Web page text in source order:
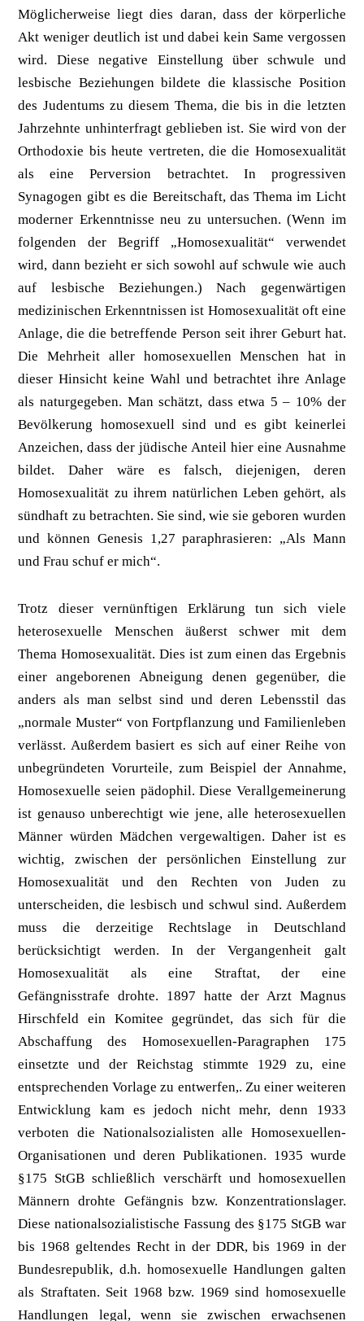
Möglicherweise liegt dies daran, dass der körperliche
Akt weniger deutlich ist und dabei kein Same vergossen
wird. Diese negative Einstellung über schwule und
lesbische Beziehungen bildete die klassische Position
des Judentums zu diesem Thema, die bis in die letzten
Jahrzehnte unhinterfragt geblieben ist. Sie wird von der
Orthodoxie bis heute vertreten, die die Homosexualität
als eine Perversion betrachtet. In progressiven
Synagogen gibt es die Bereitschaft, das Thema im Licht
moderner Erkenntnisse neu zu untersuchen. (Wenn im
folgenden der Begriff „Homosexualität“ verwendet
wird, dann bezieht er sich sowohl auf schwule wie auch
auf lesbische Beziehungen.) Nach gegenwärtigen
medizinischen Erkenntnissen ist Homosexualität oft eine
Anlage, die die betreffende Person seit ihrer Geburt hat.
Die Mehrheit aller homosexuellen Menschen hat in
dieser Hinsicht keine Wahl und betrachtet ihre Anlage
als naturgegeben. Man schätzt, dass etwa 5 – 10% der
Bevölkerung homosexuell sind und es gibt keinerlei
Anzeichen, dass der jüdische Anteil hier eine Ausnahme
bildet. Daher wäre es falsch, diejenigen, deren
Homosexualität zu ihrem natürlichen Leben gehört, als
sündhaft zu betrachten. Sie sind, wie sie geboren wurden
und können Genesis 1,27 paraphrasieren: „Als Mann
und Frau schuf er mich“.
Trotz dieser vernünftigen Erklärung tun sich viele
heterosexuelle Menschen äußerst schwer mit dem
Thema Homosexualität. Dies ist zum einen das Ergebnis
einer angeborenen Abneigung denen gegenüber, die
anders als man selbst sind und deren Lebensstil das
„normale Muster“ von Fortpflanzung und Familienleben
verlässt. Außerdem basiert es sich auf einer Reihe von
unbegründeten Vorurteile, zum Beispiel der Annahme,
Homosexuelle seien pädophil. Diese Verallgemeinerung
ist genauso unberechtigt wie jene, alle heterosexuellen
Männer würden Mädchen vergewaltigen. Daher ist es
wichtig, zwischen der persönlichen Einstellung zur
Homosexualität und den Rechten von Juden zu
unterscheiden, die lesbisch und schwul sind. Außerdem
muss die derzeitige Rechtslage in Deutschland
berücksichtigt werden. In der Vergangenheit galt
Homosexualität als eine Straftat, der eine
Gefängnisstrafe drohte. 1897 hatte der Arzt Magnus
Hirschfeld ein Komitee gegründet, das sich für die
Abschaffung des Homosexuellen-Paragraphen 175
einsetzte und der Reichstag stimmte 1929 zu, eine
entsprechenden Vorlage zu entwerfen,. Zu einer weiteren
Entwicklung kam es jedoch nicht mehr, denn 1933
verboten die Nationalsozialisten alle Homosexuellen-
Organisationen und deren Publikationen. 1935 wurde
§175 StGB schließlich verschärft und homosexuellen
Männern drohte Gefängnis bzw. Konzentrationslager.
Diese nationalsozialistische Fassung des §175 StGB war
bis 1968 geltendes Recht in der DDR, bis 1969 in der
Bundesrepublik, d.h. homosexuelle Handlungen galten
als Straftaten. Seit 1968 bzw. 1969 sind homosexuelle
Handlungen legal, wenn sie zwischen erwachsenen